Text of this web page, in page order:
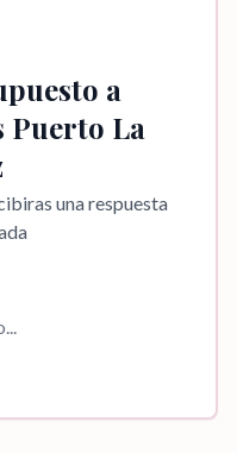
a
Puerto La
una respuesta